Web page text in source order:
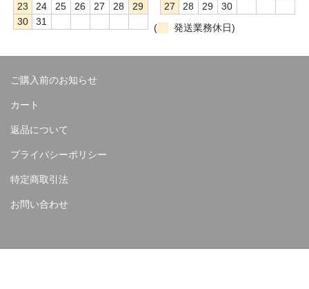
23
24 25 26 27 28
29
30
31
27
28 29
30
(
発送業務休日)
ご購入前のお知らせ
カート
返品について
プライバシーポリシー
特定商取引法
お問い合わせ